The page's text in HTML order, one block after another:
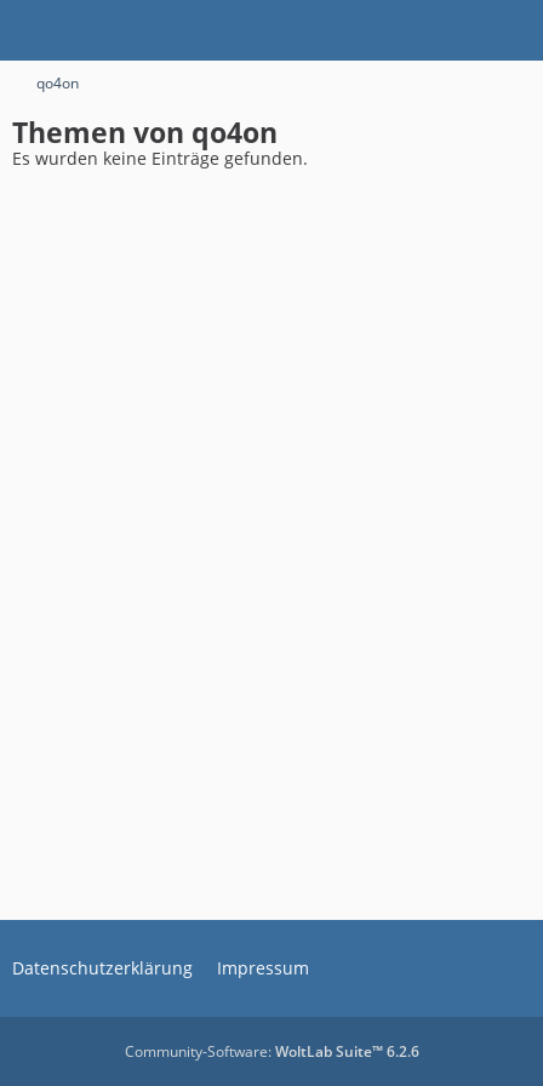
qo4on
Themen von qo4on
Es wurden keine Einträge gefunden.
Datenschutzerklärung Impressum
Community-Software:WoltLab Suite™ 6.2.6